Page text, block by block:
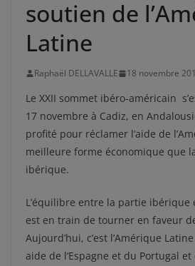
soutien de
Latine
Raphaël DELLAVALLE 18 novembre
Le XXII sommet ibéro-américain
17 novembre à Cadiz, en
profité pour réclamer l’aide de
meilleure forme économique que
ibérique.
L’équilibre entre la partie ibérique
est en train de tourner en faveur
Aujourd’hui, c’est l’Amérique
aide de l’Espagne et du Portugal